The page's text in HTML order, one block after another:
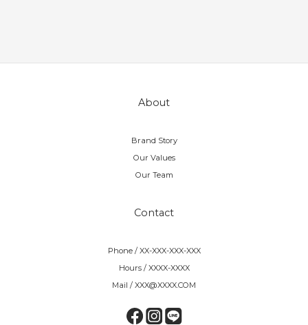
About
Brand Story
Our Values
Our Team
Contact
Phone / XX-XXX-XXX-XXX
Hours / XXXX-XXXX
Mail / XXX@XXXX.COM